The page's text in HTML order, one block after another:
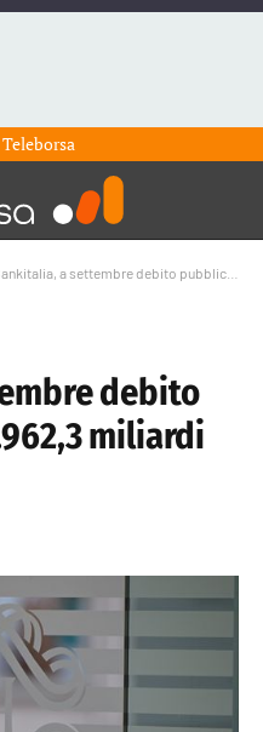
Teleborsa
a settembre debito pubblico sale a 2.962,3 miliardi di euro
debito
miliardi